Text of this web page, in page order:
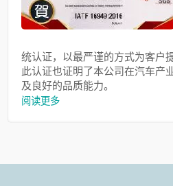
统认证，以最严谨的方式为客户
此认证也证明了本公司在汽车产
及良好的品质能力。
阅读更多